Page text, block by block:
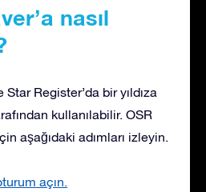
nasıl
Register’da bir yıldıza
kullanılabilir. OSR
aşağıdaki adımları izleyin.
açın.